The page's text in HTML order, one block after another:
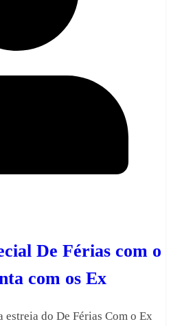
De Férias com o
com os Ex
do De Férias Com o Ex